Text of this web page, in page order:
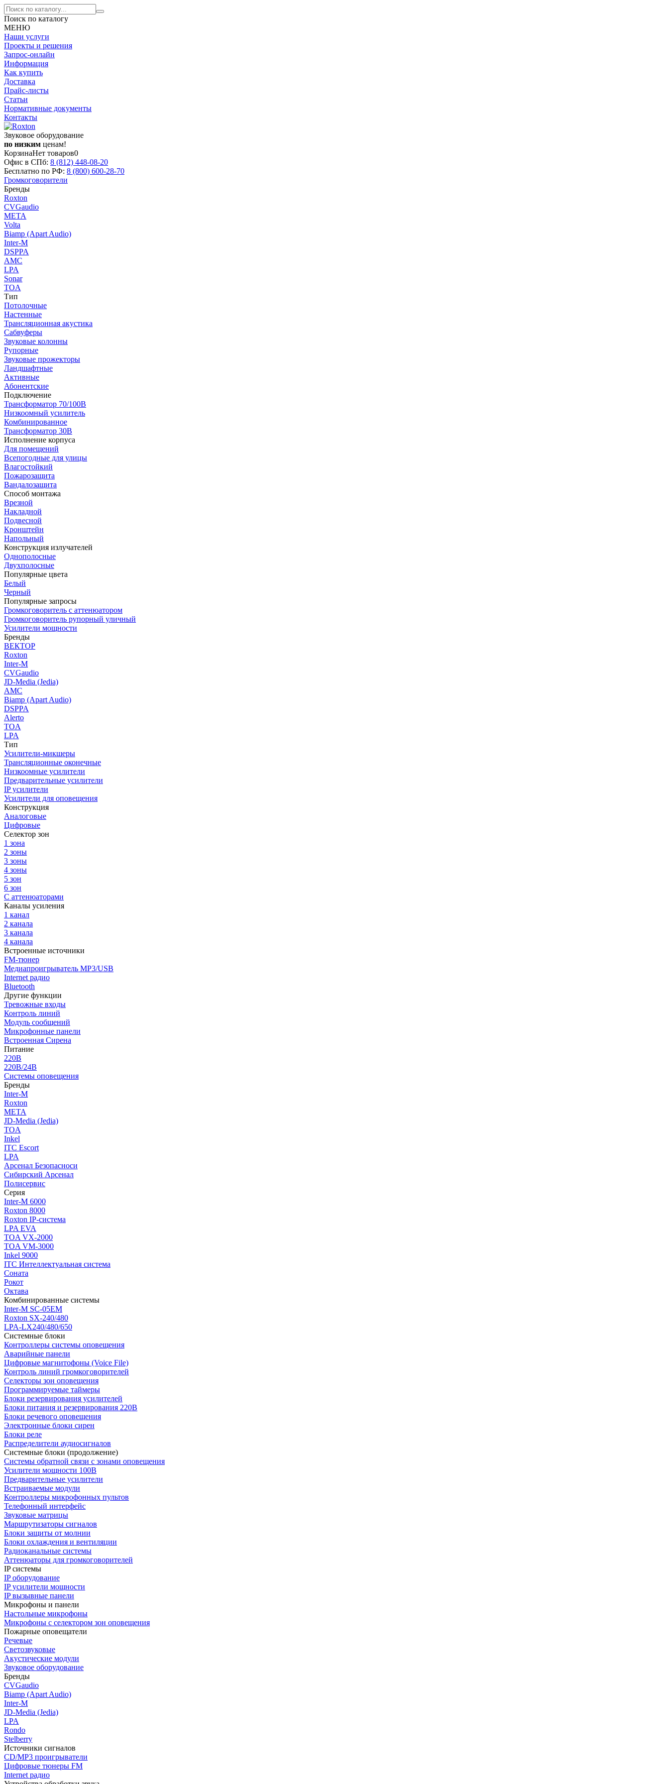
Поиск по каталогу
МЕНЮ
Наши услуги
Проекты и решения
Запрос-онлайн
Информация
Как купить
Доставка
Прайс-листы
Статьи
Нормативные документы
Контакты
Звуковое оборудование
по низким ценам!
КорзинаНет товаров0
Офис в СПб: 8 (812) 448-08-20
Бесплатно по РФ: 8 (800) 600-28-70
Громкоговорители
Бренды
Roxton
CVGaudio
МЕТА
Volta
Biamp (Apart Audio)
Inter-M
DSPPA
AMC
LPA
Sonar
TOA
Тип
Потолочные
Настенные
Трансляционная акустика
Сабвуферы
Звуковые колонны
Рупорные
Звуковые прожекторы
Ландшафтные
Активные
Абонентские
Подключение
Трансформатор 70/100В
Низкоомный усилитель
Комбинированное
Трансформатор 30В
Исполнение корпуса
Для помещений
Всепогодные для улицы
Влагостойкий
Пожарозащита
Вандалозащита
Способ монтажа
Врезной
Накладной
Подвесной
Кронштейн
Напольный
Конструкция излучателей
Однополосные
Двухполосные
Популярные цвета
Белый
Черный
Популярные запросы
Громкоговоритель с аттенюатором
Громкоговоритель рупорный уличный
Усилители мощности
Бренды
ВЕКТОР
Roxton
Inter-M
CVGaudio
JD-Media (Jedia)
AMC
Biamp (Apart Audio)
DSPPA
Alerto
TOA
LPA
Тип
Усилители-микшеры
Трансляционные оконечные
Низкоомные усилители
Предварительные усилители
IP усилители
Усилители для оповещения
Конструкция
Аналоговые
Цифровые
Селектор зон
1 зона
2 зоны
3 зоны
4 зоны
5 зон
6 зон
С аттенюаторами
Каналы усиления
1 канал
2 канала
3 канала
4 канала
Встроенные источники
FM-тюнер
Медиапроигрыватель MP3/USB
Internet радио
Bluetooth
Другие функции
Тревожные входы
Контроль линий
Модуль сообщений
Микрофонные панели
Встроенная Сирена
Питание
220В
220В/24В
Системы оповещения
Бренды
Inter-M
Roxton
МЕТА
JD-Media (Jedia)
TOA
Inkel
ITC Escort
LPA
Арсенал Безопасноси
Сибирский Арсенал
Полисервис
Серия
Inter-M 6000
Roxton 8000
Roxton IP-система
LPA EVA
TOA VX-2000
TOA VM-3000
Inkel 9000
ITC Интеллектуальная система
Соната
Рокот
Октава
Комбинированные системы
Inter-M SC-05EM
Roxton SX-240/480
LPA-LX240/480/650
Системные блоки
Контроллеры системы оповещения
Аварийные панели
Цифровые магнитофоны (Voice File)
Контроль линий громкоговорителей
Селекторы зон оповещения
Программируемые таймеры
Блоки резервирования усилителей
Блоки питания и резервирования 220В
Блоки речевого оповещения
Электронные блоки сирен
Блоки реле
Распределители аудиосигналов
Системные блоки (продолжение)
Системы обратной связи с зонами оповещения
Усилители мощности 100В
Предварительные усилители
Встраиваемые модули
Контроллеры микрофонных пультов
Телефонный интерфейс
Звуковые матрицы
Маршрутизаторы сигналов
Блоки защиты от молнии
Блоки охлаждения и вентиляции
Радиоканальные системы
Аттенюаторы для громкоговорителей
IP системы
IP оборудование
IP усилители мощности
IP вызывные панели
Микрофоны и панели
Настольные микрофоны
Микрофоны с селектором зон оповещения
Пожарные оповещатели
Речевые
Светозвуковые
Акустические модули
Звуковое оборудование
Бренды
CVGaudio
Biamp (Apart Audio)
Inter-M
JD-Media (Jedia)
LPA
Rondo
Stelberry
Источники сигналов
CD/MP3 проигрыватели
Цифровые тюнеры FM
Internet радио